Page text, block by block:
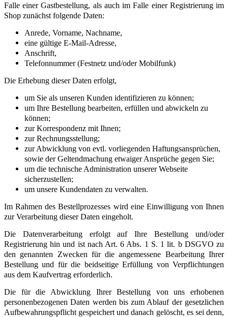
Falle einer Gastbestellung, als auch im Falle einer Registrierung im
Shop zunächst folgende Daten:
Anrede, Vorname, Nachname,
eine gültige E-Mail-Adresse,
Anschrift,
Telefonnummer (Festnetz und/oder Mobilfunk)
Die Erhebung dieser Daten erfolgt,
um Sie als unseren Kunden identifizieren zu können;
um Ihre Bestellung bearbeiten, erfüllen und abwickeln zu
können;
zur Korrespondenz mit Ihnen;
zur Rechnungsstellung;
zur Abwicklung von evtl. vorliegenden Haftungsansprüchen,
sowie der Geltendmachung etwaiger Ansprüche gegen Sie;
um die technische Administration unserer Webseite
sicherzustellen;
um unsere Kundendaten zu verwalten.
Im Rahmen des Bestellprozesses wird eine Einwilligung von Ihnen
zur Verarbeitung dieser Daten eingeholt.
Die Datenverarbeitung erfolgt auf Ihre Bestellung und/oder
Registrierung hin und ist nach Art. 6 Abs. 1 S. 1 lit. b DSGVO zu
den genannten Zwecken für die angemessene Bearbeitung Ihrer
Bestellung und für die beidseitige Erfüllung von Verpflichtungen
aus dem Kaufvertrag erforderlich.
Die für die Abwicklung Ihrer Bestellung von uns erhobenen
personenbezogenen Daten werden bis zum Ablauf der gesetzlichen
Aufbewahrungspflicht gespeichert und danach gelöscht, es sei denn,